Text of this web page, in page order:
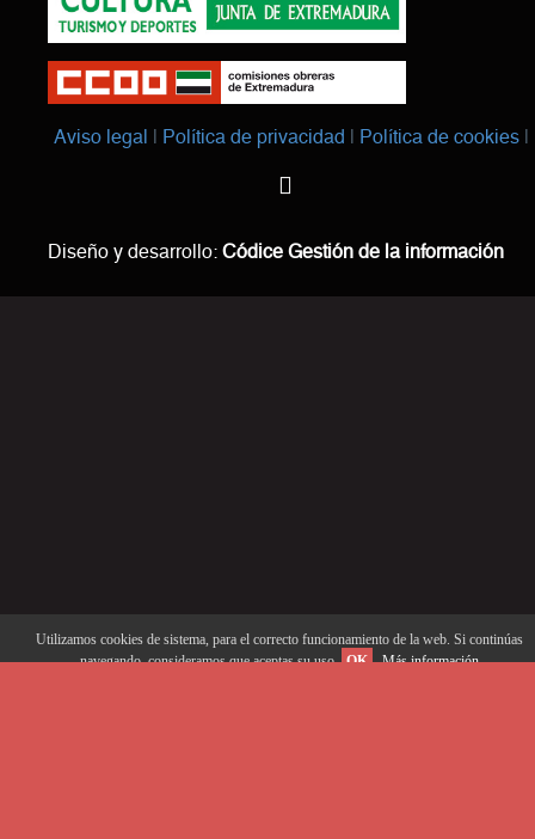
Aviso legal Política de privacidad Política de cookies
Diseño y desarrollo: Códice Gestión de la información
Utilizamos cookies de sistema, para el correcto funcionamiento de la web. Si continúas
navegando, consideramos que aceptas su uso. OK Más información